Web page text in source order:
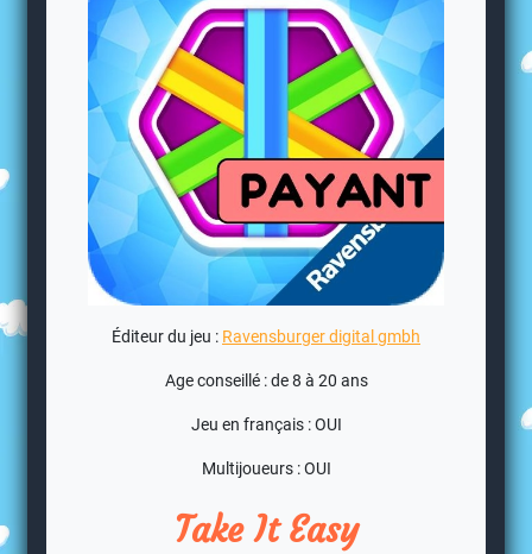
Éditeur du jeu : Ravensburger digital gmbh
Age conseillé : de 8 à 20 ans
Jeu en français : OUI
Multijoueurs : OUI
Take It Easy